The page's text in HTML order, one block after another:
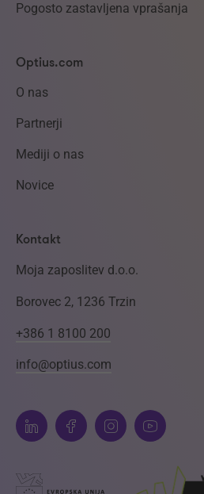
Pogosto zastavljena vprašanja
Optius.com
O nas
Partnerji
Mediji o nas
Novice
Kontakt
Moja zaposlitev d.o.o.
Borovec 2, 1236 Trzin
+386 1 8100 200
info@optius.com